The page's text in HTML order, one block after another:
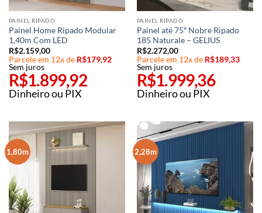
PAINEL RIPADO
Painel Home Ripado Modular
1,40m Com LED
R$2.159,00
Parcele em 12x de R$179,92
Sem juros
R$1.899,92
Dinheiro ou PIX
PAINEL RIPADO
Painel até 75″ Nobre Ripado
185 Naturale – GELIUS
R$2.272,00
Parcele em 12x de R$189,33
Sem juros
R$1.999,36
Dinheiro ou PIX
1,80m 2,28m